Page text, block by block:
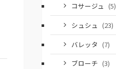
コサージュ (5)
シュシュ (23)
バレッタ (7)
ブローチ (3)